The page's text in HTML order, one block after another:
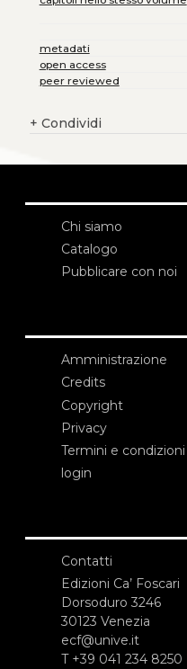
metadati
open access
peer reviewed
+ Condividi
Chi siamo
Catalogo
Pubblicare con noi
Amministrazione
Credits
Copyright
Privacy
Termini e condizioni
login
Contatti
Edizioni Ca’ Foscari
Dorsoduro 3246
30123 Venezia
ecf@unive.it
T +39 041 234 8250